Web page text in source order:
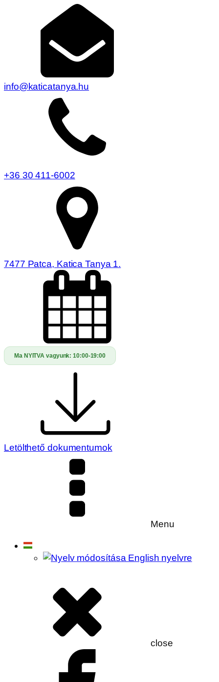
info@katicatanya.hu
+36 30 411-6002
7477 Patca, Katica Tanya 1.
Ma NYITVA vagyunk:10:00-19:00
Letölthető dokumentumok
Menu
close